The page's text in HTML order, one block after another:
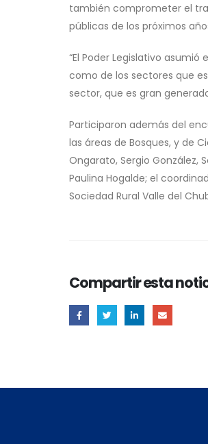
también comprometer el
públicas de los próximos
“El Poder Legislativo
como de los sectores que
sector, que es gran
Participaron además del
las áreas de Bosques, y de
Ongarato, Sergio González,
Paulina Hogalde; el
Sociedad Rural Valle del
Compartir esta